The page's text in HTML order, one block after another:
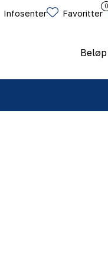
Infosenter
0
Favoritter
Beløp